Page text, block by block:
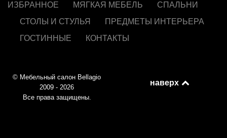
ИЗБРАННОЕ МЯГКАЯ МЕБЕЛЬ
СПАЛЬНИ
СТОЛЫ И СТУЛЬЯ
ПРЕДМЕТЫ ИНТЕРЬЕРА
ГОСТИННЫЕ
КОНТАКТЫ
© Мебельный салон Bellagio
2009 - 2026
Все права защищены.
наверх